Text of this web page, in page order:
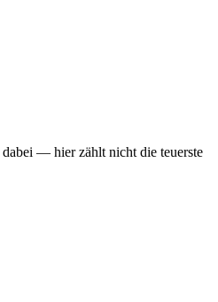
dabei — hier zählt nicht die teuerste